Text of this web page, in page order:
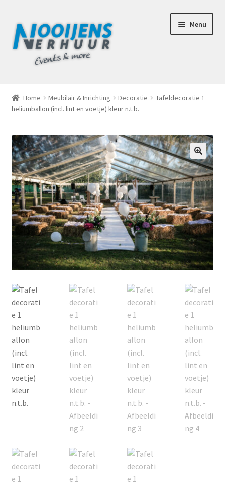
door
naar
navigatie
naar
de
Menu
Afhaalbox Tilburg
Assortiment
Totaal Concept Voor Je Bruiloft
Mijn account
Offerte aanvraag
Offerte aanvraag
Privacybeleid
Home Meubilair & Inrichting Decoratie
Tafeldecoratie 1
heliumballon (incl. lint en voetje) kleur n.t.b.
🔍